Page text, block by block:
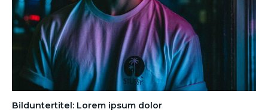
Bilduntertitel: Lorem ipsum dolor